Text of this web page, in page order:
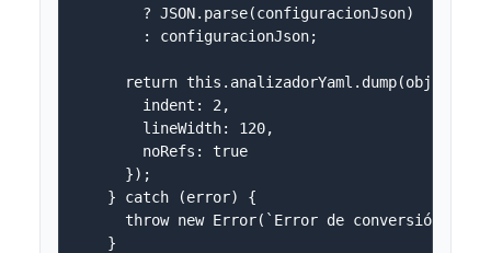
        ? JSON.parse(configuracionJson)
        : configuracionJson;
return
        indent: 2,
        lineWidth: 120,
        noRefs: true
      });
    } catch (error) {
throw new Error(`Error de conversión
    }